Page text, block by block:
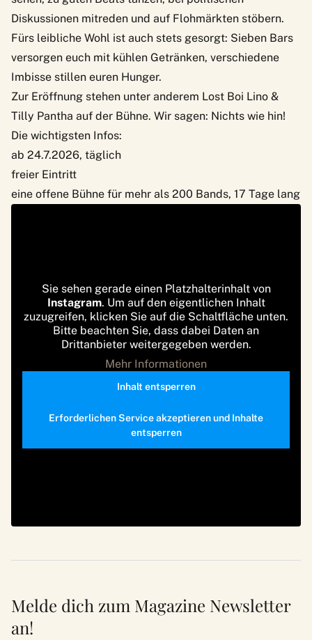
Diskussionen mitreden und auf Flohmärkten stöbern.
Fürs leibliche Wohl ist auch stets gesorgt: Sieben Bars
versorgen euch mit kühlen Getränken, verschiedene
Imbisse stillen euren Hunger.
Zur Eröffnung stehen unter anderem Lost Boi Lino &
Tilly Pantha auf der Bühne. Wir sagen: Nichts wie hin!
Die wichtigsten Infos:
ab 24.7.2026, täglich
freier Eintritt
eine offene Bühne für mehr als 200 Bands, 17 Tage lang
Sie sehen gerade einen Platzhalterinhalt von
Instagram. Um auf den eigentlichen Inhalt
zuzugreifen, klicken Sie auf die Schaltfläche unten.
Bitte beachten Sie, dass dabei Daten an
Drittanbieter weitergegeben werden.
Mehr Informationen
Inhalt entsperren
Erforderlichen Service akzeptieren und Inhalte
entsperren
Melde dich zum Magazine Newsletter
an!